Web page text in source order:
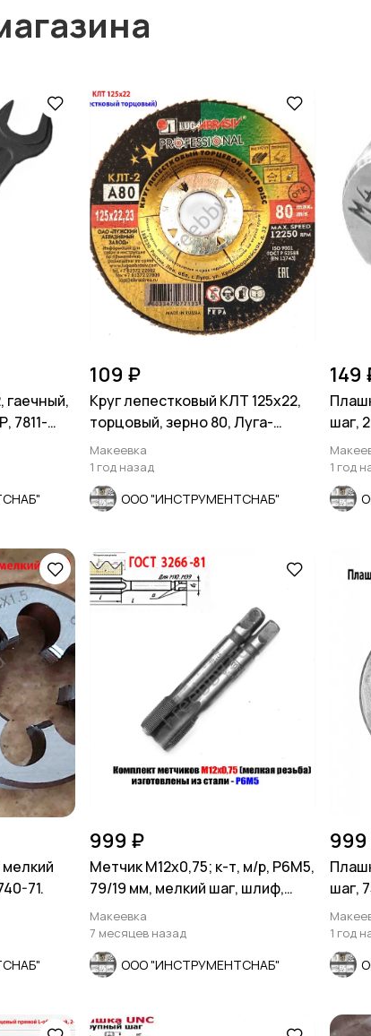
гаечный,
7811-
109 ₽
Круг лепестковый КЛТ 125х22,
торцовый, зерно 80, Луга-
Абразив, Россия.
Макеевка
1 год назад
ООО "ИНСТРУМЕНТСНАБ"
149
шаг,
1 год
71.
999 ₽
Метчик М12х0,75; к-т, м/р, Р6М5,
79/19 мм, мелкий шаг, шлиф,
СССР.
Макеевка
7 месяцев назад
ООО "ИНСТРУМЕНТСНАБ"
шаг,
1 год